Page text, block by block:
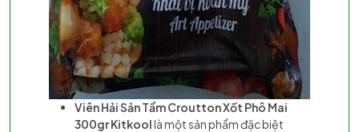
Viên Hải Sản Tẩm Croutton Xốt Phô Mai
300gr Kitkoollà một sản phẩm đặc biệt